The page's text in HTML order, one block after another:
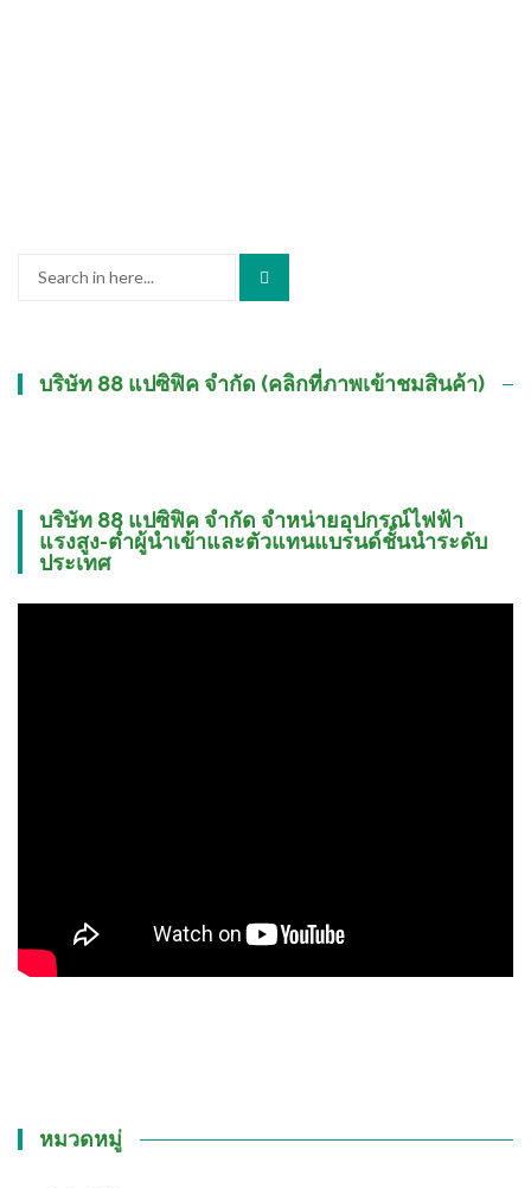
บริษัท 88 แปซิฟิค จำกัด (คลิกที่ภาพเข้าชมสินค้า)
บริษัท 88 แปซิฟิค จำกัด จำหน่ายอุปกรณ์ไฟฟ้า
แรงสูง-ต่ำผู้นำเข้าและตัวแทนแบรนด์ชั้นนำระดับ
ประเทศ
หมวดหมู่